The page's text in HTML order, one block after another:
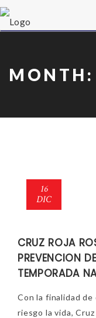
MONTH:
16
DIC
CRUZ ROJA
PREVENCION
TEMPORADA
Con la finalidad
riesgo la vida,